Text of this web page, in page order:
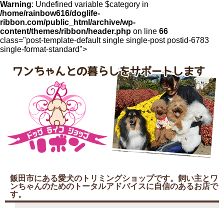
Warning: Undefined variable $category in
/home/rainbow616/doglife-
ribbon.com/public_html/archive/wp-
content/themes/ribbon/header.php on line 66
class="post-template-default single single-post postid-6783
single-format-standard">
飯田市にある愛犬のトリミングショップです。飼い主とワ
ンちゃんのためのトータルアドバイスに自信のあるお店で
す。